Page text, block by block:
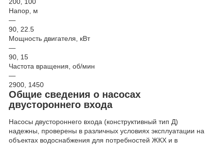
Напор, м
—
90, 22.5
Мощность двигателя, кВт
—
90, 15
Частота вращения, об/мин
—
2900, 1450
Общие сведения о насосах
двустороннего входа
Насосы двустороннего входа (конструктивный тип Д)
надежны, проверены в различных условиях эксплуатации на
объектах водоснабжения для потребностей ЖКХ и в